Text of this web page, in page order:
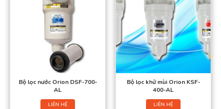
Bộ lọc nước Orion DSF-700-
AL
LIÊN HỆ
Bộ lọc khử mùi Orion KSF-
400-AL
LIÊN HỆ